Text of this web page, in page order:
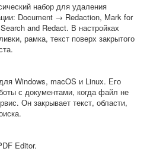
набор для удаления
Document → Redaction, Mark for
and Redact. В настройках
рамка, текст поверх закрытого
Windows, macOS и Linux. Его
с документами, когда файл не
Он закрывает текст, области,
Editor.